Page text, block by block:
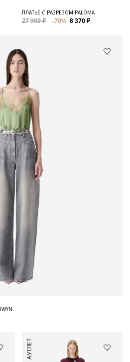
ПЛАТЬЕ С РАЗРЕЗОМ PALOMA
27 900 ₽ -70% 8 370 ₽
АУТЛЕТ